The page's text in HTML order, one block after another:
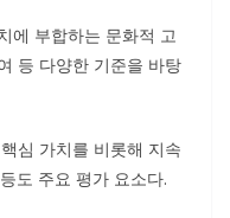
에 부합하는 문화적 고
등 다양한 기준을 바탕
심 가치를 비롯해 지속
도 주요 평가 요소다.